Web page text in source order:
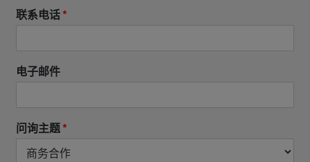
联系电话 *
电子邮件
问询主题 *